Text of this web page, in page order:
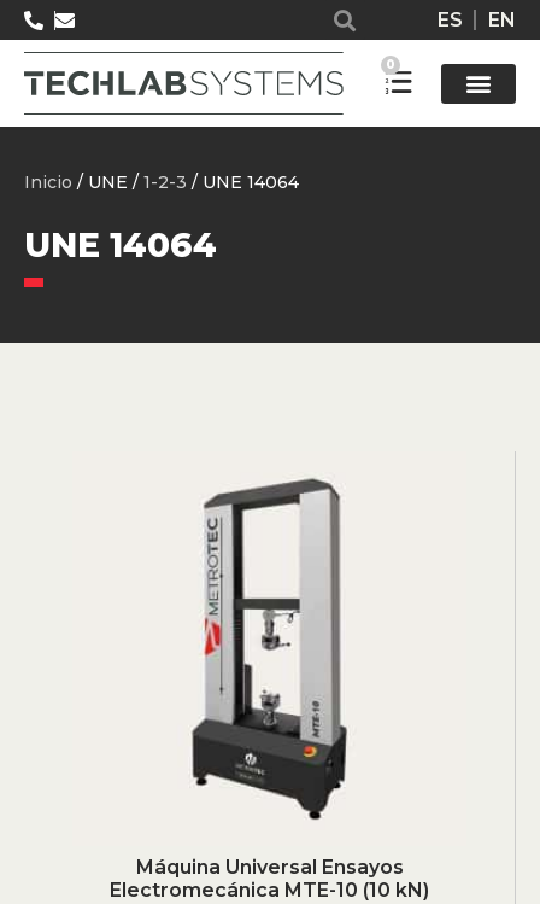
ES EN
0
Inicio / UNE / 1-2-3 / UNE 14064
UNE 14064
Máquina Universal Ensayos
Electromecánica MTE-10 (10 kN)